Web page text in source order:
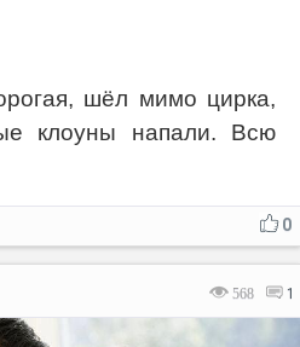
шёл мимо цирка,
клоуны напали. Всю
0
568 1